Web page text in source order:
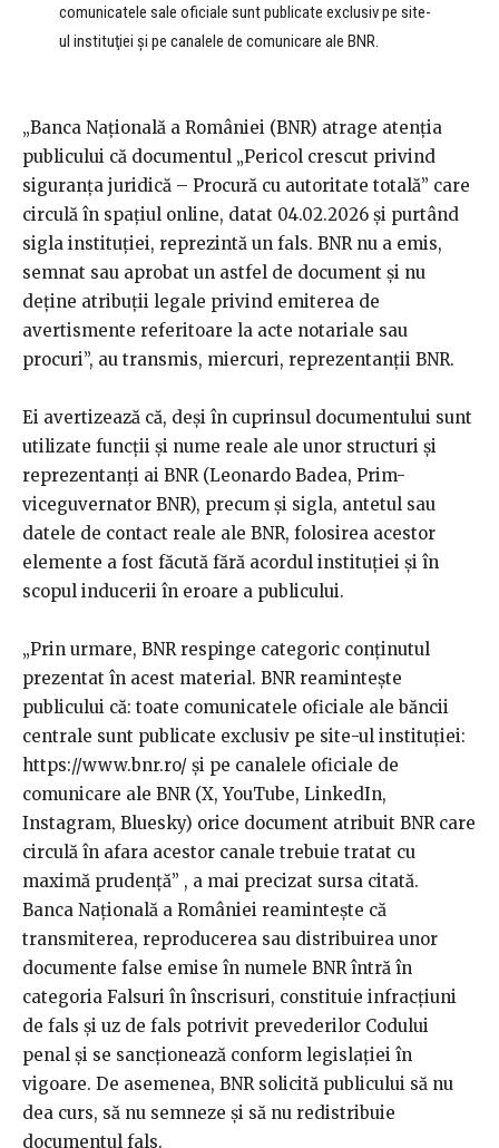
comunicatele sale oficiale sunt publicate exclusiv pe site-
ul instituţiei şi pe canalele de comunicare ale BNR.
„Banca Naţională a României (BNR) atrage atenţia
publicului că documentul „Pericol crescut privind
siguranţa juridică – Procură cu autoritate totală” care
circulă în spaţiul online, datat 04.02.2026 şi purtând
sigla instituţiei, reprezintă un fals. BNR nu a emis,
semnat sau aprobat un astfel de document şi nu
deţine atribuţii legale privind emiterea de
avertismente referitoare la acte notariale sau
procuri”, au transmis, miercuri, reprezentanţii BNR.
Ei avertizează că, deşi în cuprinsul documentului sunt
utilizate funcţii şi nume reale ale unor structuri şi
reprezentanţi ai BNR (Leonardo Badea, Prim-
viceguvernator BNR), precum şi sigla, antetul sau
datele de contact reale ale BNR, folosirea acestor
elemente a fost făcută fără acordul instituţiei şi în
scopul inducerii în eroare a publicului.
„Prin urmare, BNR respinge categoric conţinutul
prezentat în acest material. BNR reaminteşte
publicului că: toate comunicatele oficiale ale băncii
centrale sunt publicate exclusiv pe site-ul instituţiei:
https://www.bnr.ro/ şi pe canalele oficiale de
comunicare ale BNR (X, YouTube, LinkedIn,
Instagram, Bluesky) orice document atribuit BNR care
circulă în afara acestor canale trebuie tratat cu
maximă prudenţă” , a mai precizat sursa citată.
Banca Naţională a României reaminteşte că
transmiterea, reproducerea sau distribuirea unor
documente false emise în numele BNR întră în
categoria Falsuri în înscrisuri, constituie infracţiuni
de fals şi uz de fals potrivit prevederilor Codului
penal şi se sancţionează conform legislaţiei în
vigoare. De asemenea, BNR solicită publicului să nu
dea curs, să nu semneze şi să nu redistribuie
documentul fals.